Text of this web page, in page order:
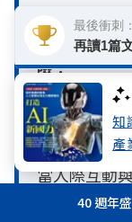
知
產
Q4. 超高齡
險？
A4：隨著台
庭化導致家
大增，使個
當人際互動
發的健康或
40 週年
最後衝刺
再讀1篇